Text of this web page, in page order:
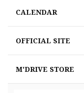
CALENDAR
OFFICIAL SITE
M'DRIVE STORE